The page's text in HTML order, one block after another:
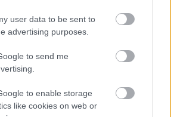
user data to be sent to
advertising purposes.
to send me
to enable storage
like cookies on web or